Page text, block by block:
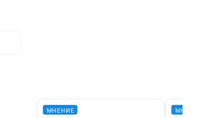
МНЕНИЕ